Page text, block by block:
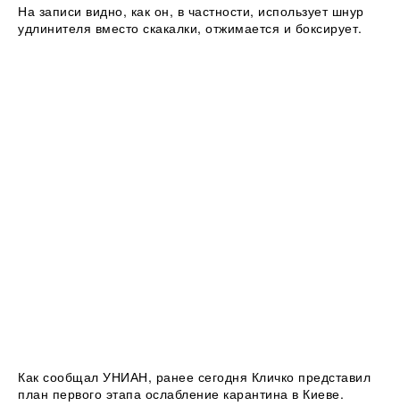
На записи видно, как он, в частности, использует шнур
удлинителя вместо скакалки, отжимается и боксирует.
Как сообщал УНИАН, ранее сегодня Кличко представил
план первого этапа ослабление карантина в Киеве.